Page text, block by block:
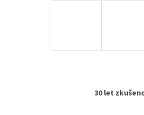
30 let